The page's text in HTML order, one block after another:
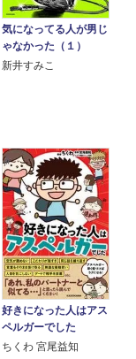
気になってる人が男じ
ゃなかった（１）
新井すみこ
好きになった人はアス
ペルガーでした
ちくわ 宮尾益知